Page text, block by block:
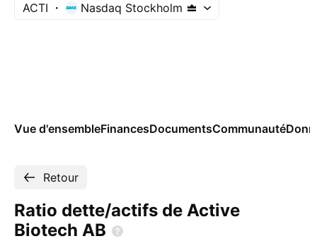
ACTI Nasdaq Stockholm
Vue d'ensembleFinancesDocumentsCommunauté
Retour
Ratio dette/actifs de Active
Biotech AB